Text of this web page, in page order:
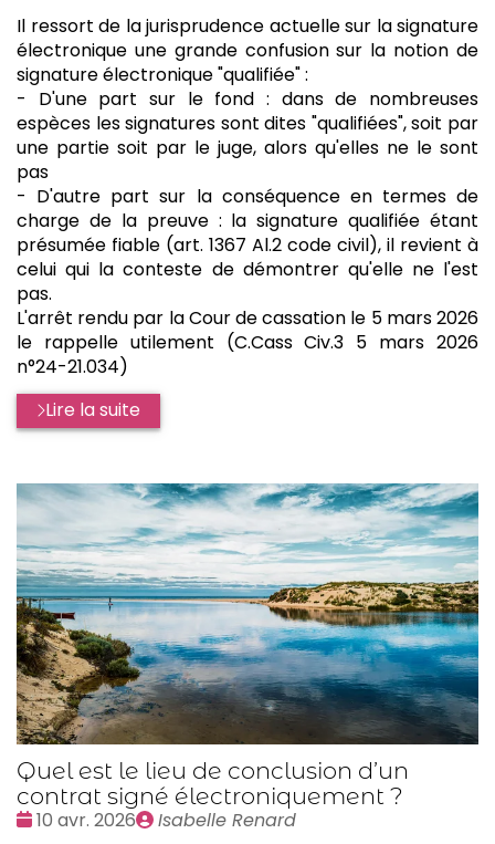
Il ressort de la jurisprudence actuelle sur la signature
électronique une grande confusion sur la notion de
signature électronique "qualifiée" :
- D'une part sur le fond : dans de nombreuses
espèces les signatures sont dites "qualifiées", soit par
une partie soit par le juge, alors qu'elles ne le sont
pas
- D'autre part sur la conséquence en termes de
charge de la preuve : la signature qualifiée étant
présumée fiable (art. 1367 Al.2 code civil), il revient à
celui qui la conteste de démontrer qu'elle ne l'est
pas.
L'arrêt rendu par la Cour de cassation le 5 mars 2026
le rappelle utilement (C.Cass Civ.3 5 mars 2026
n°24-21.034)
Lire la suite
Quel est le lieu de conclusion d’un
contrat signé électroniquement ?
Date
10 avr. 2026
Publié
Isabelle Renard